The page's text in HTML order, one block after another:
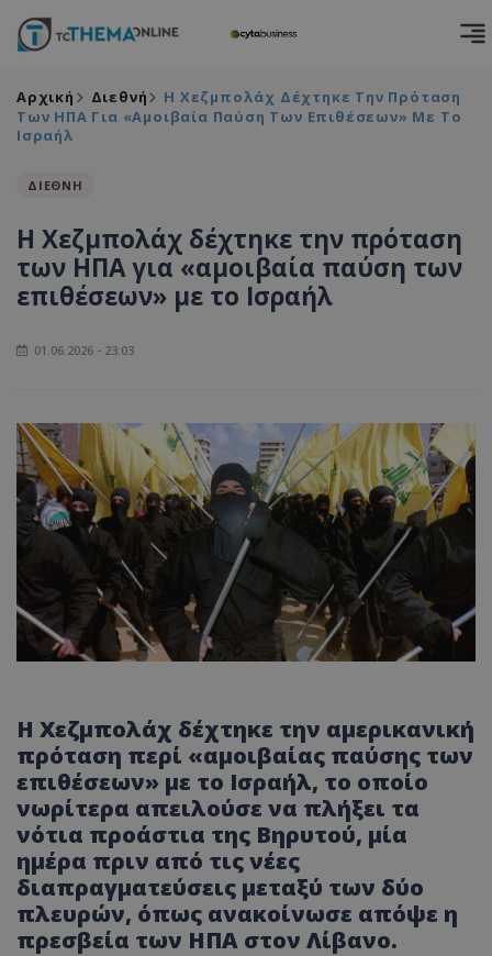
Αρχική Διεθνή
Η Χεζμπολάχ Δέχτηκε Την Πρόταση
Των ΗΠΑ Για «αμοιβαία Παύση Των Επιθέσεων» Με Το
Ισραήλ
ΔΙΕΘΝΗ
Η Χεζμπολάχ δέχτηκε την πρόταση
των ΗΠΑ για «αμοιβαία παύση των
επιθέσεων» με το Ισραήλ
01.06.2026 - 23:03
Η Χεζμπολάχ δέχτηκε την αμερικανική
πρόταση περί «αμοιβαίας παύσης των
επιθέσεων» με το Ισραήλ, το οποίο
νωρίτερα απειλούσε να πλήξει τα
νότια προάστια της Βηρυτού, μία
ημέρα πριν από τις νέες
διαπραγματεύσεις μεταξύ των δύο
πλευρών, όπως ανακοίνωσε απόψε η
πρεσβεία των ΗΠΑ στον Λίβανο.